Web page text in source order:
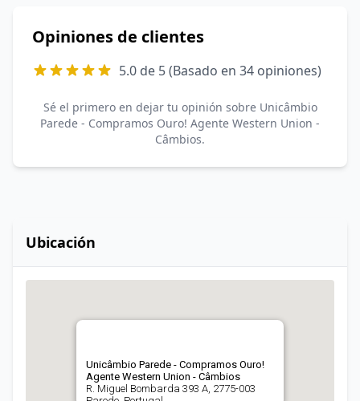
Opiniones de clientes
5.0 de 5 (Basado en 34 opiniones)
Sé el primero en dejar tu opinión sobre Unicâmbio
Parede - Compramos Ouro! Agente Western Union -
Câmbios.
Ubicación
Unicâmbio Parede - Compramos Ouro!
Agente Western Union - Câmbios
R. Miguel Bombarda 393 A, 2775-003